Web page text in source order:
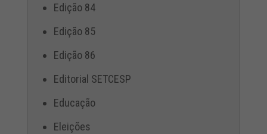
Edição 84
Edição 85
Edição 86
Editorial SETCESP
Educação
Eleições